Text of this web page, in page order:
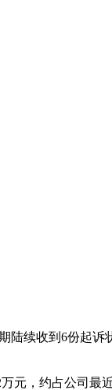
续收到6份起
元，约占公司最